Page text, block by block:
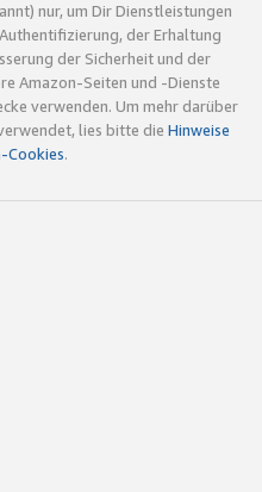
nur, um Dir Dienstleistungen
der Erhaltung
der Sicherheit und der
Amazon-Seiten und -Dienste
verwenden. Um mehr darüber
lies bitte die Hinweise
Cookies.